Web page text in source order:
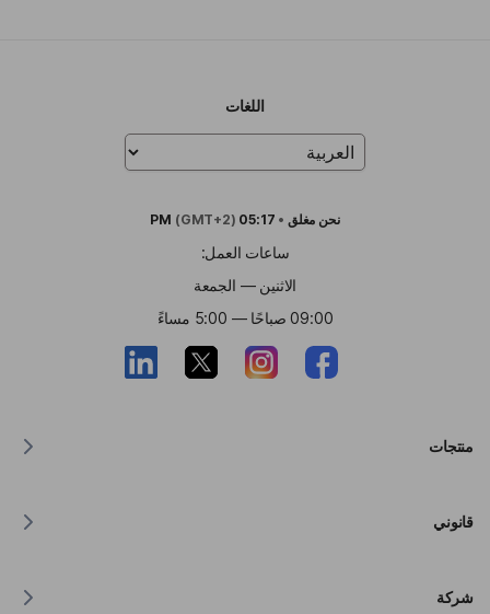
اللغات
نحن مغلق •
05:17 PM
(GMT+2)
ساعات العمل:
الاثنين — الجمعة
09:00 صباحًا — 5:00 مساءً
منتجات
قانوني
شركة